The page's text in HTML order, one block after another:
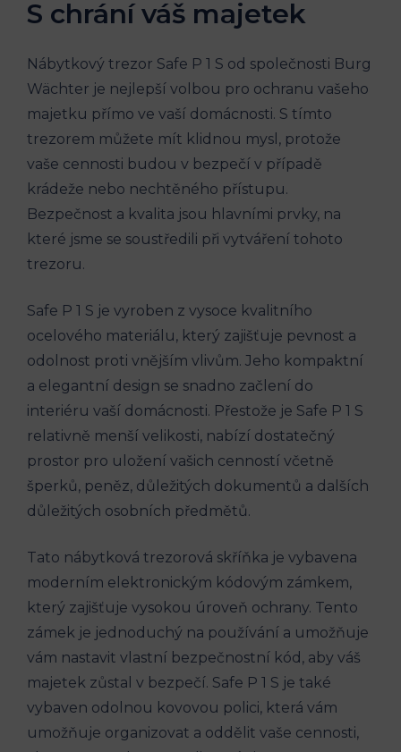
S chrání váš majetek
Nábytkový trezor Safe P 1 S od společnosti Burg
Wächter je nejlepší volbou pro ochranu vašeho
majetku přímo ve vaší domácnosti. S tímto
trezorem můžete mít klidnou mysl, protože
vaše cennosti budou v bezpečí v případě
krádeže nebo nechtěného přístupu.
Bezpečnost a kvalita jsou hlavními prvky, na
které jsme se soustředili při vytváření tohoto
trezoru.
Safe P 1 S je vyroben z vysoce kvalitního
ocelového materiálu, který zajišťuje pevnost a
odolnost proti vnějším vlivům. Jeho kompaktní
a elegantní design se snadno začlení do
interiéru vaší domácnosti. Přestože je Safe P 1 S
relativně menší velikosti, nabízí dostatečný
prostor pro uložení vašich cenností včetně
šperků, peněz, důležitých dokumentů a dalších
důležitých osobních předmětů.
Tato nábytková trezorová skříňka je vybavena
moderním elektronickým kódovým zámkem,
který zajišťuje vysokou úroveň ochrany. Tento
zámek je jednoduchý na používání a umožňuje
vám nastavit vlastní bezpečnostní kód, aby váš
majetek zůstal v bezpečí. Safe P 1 S je také
vybaven odolnou kovovou polici, která vám
umožňuje organizovat a oddělit vaše cennosti,